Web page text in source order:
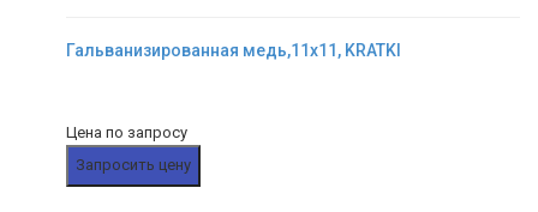
Гальванизированная медь,11x11, KRATKI
Цена по запросу
Запросить цену